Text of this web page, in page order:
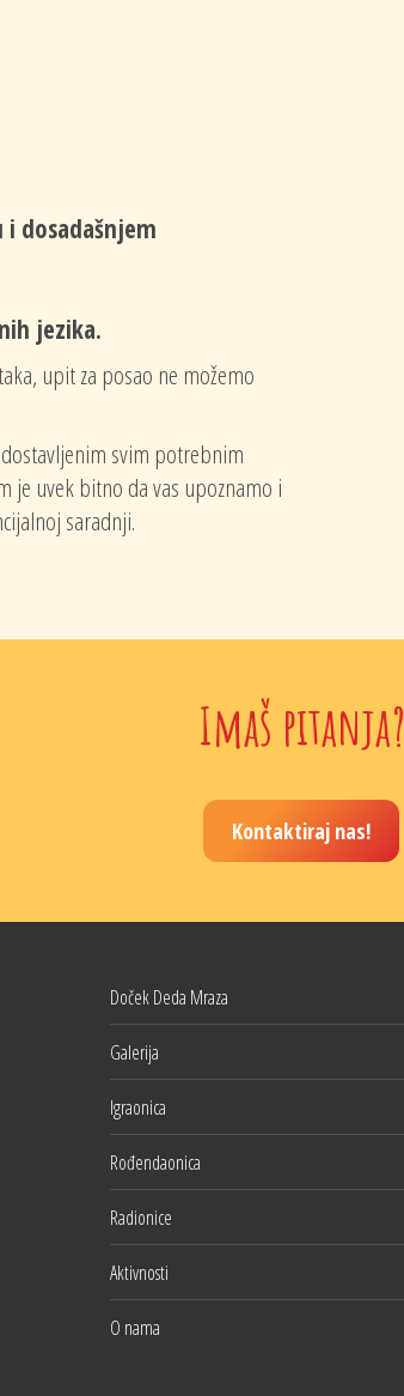
dosadašnjem
jezika.
upit za posao ne možemo
svim potrebnim
je uvek bitno da vas upoznamo i
saradnji.
Imaš pitanja?
Kontaktiraj nas!
Doček Deda Mraza
Galerija
Igraonica
Rođendaonica
Radionice
Aktivnosti
O nama